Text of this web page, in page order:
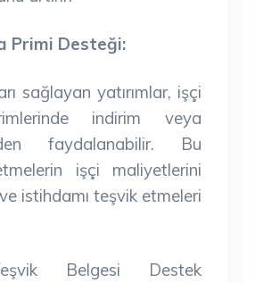
Primi Desteği:
sağlayan yatırımlar, işçi
indirim veya
faydalanabilir. Bu
işçi maliyetlerini
istihdamı teşvik etmeleri
Belgesi Destek